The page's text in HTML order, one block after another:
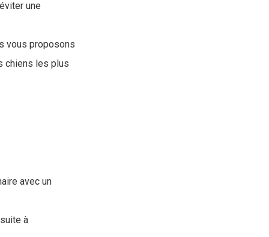
une
vous proposons
chiens les plus
avec un
à